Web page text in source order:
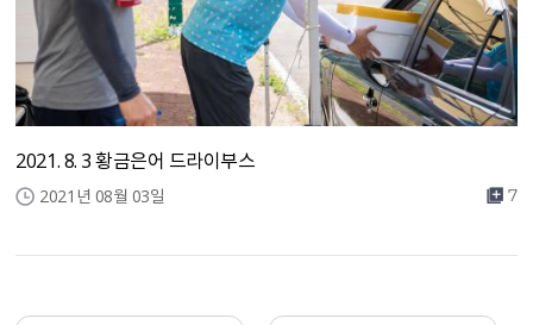
2021. 8. 3 황금은어 드라이부스
2021년 08월 03일 7